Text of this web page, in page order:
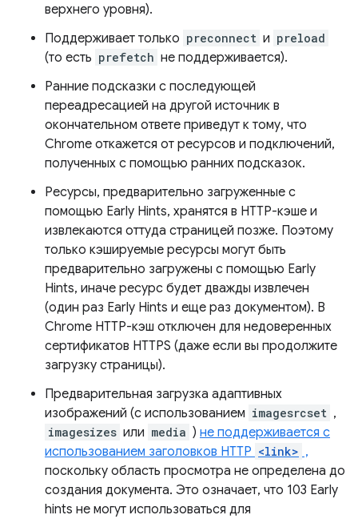
верхнего уровня).
Поддерживает только preconnect и preload
(то есть prefetch не поддерживается).
Ранние подсказки с последующей
переадресацией на другой источник в
окончательном ответе приведут к тому, что
Chrome откажется от ресурсов и подключений,
полученных с помощью ранних подсказок.
Ресурсы, предварительно загруженные с
помощью Early Hints, хранятся в HTTP-кэше и
извлекаются оттуда страницей позже. Поэтому
только кэшируемые ресурсы могут быть
предварительно загружены с помощью Early
Hints, иначе ресурс будет дважды извлечен
(один раз Early Hints и еще раз документом). В
Chrome HTTP-кэш отключен для недоверенных
сертификатов HTTPS (даже если вы продолжите
загрузку страницы).
Предварительная загрузка адаптивных
изображений (с использованием imagesrcset ,
imagesizes или media ) не поддерживается с
использованием заголовков HTTP <link> ,
поскольку область просмотра не определена до
создания документа. Это означает, что 103 Early
hints не могут использоваться для